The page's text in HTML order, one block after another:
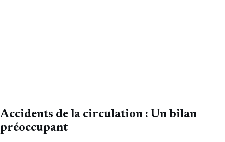
Accidents de la circulation : Un bilan
préoccupant